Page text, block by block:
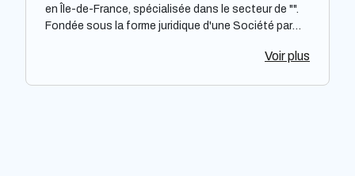
en Île-de-France, spécialisée dans le secteur de "".
Fondée sous la forme juridique d'une Société par
dans la région depuis de nombreuses années. Bien
Voir plus